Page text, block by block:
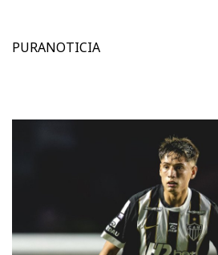
PURANOTICIA